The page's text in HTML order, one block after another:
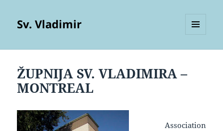
Sv. Vladimir
ŽUPNIJA SV. VLADIMIRA –
MONTREAL
Association